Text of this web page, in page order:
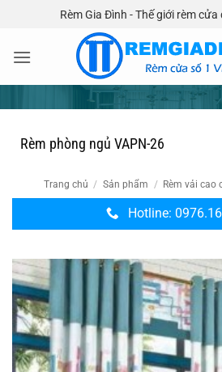
nội
Rèm Gia Đình - Thế giới rèm
Rèm phòng ngủ VAPN-26
Trang chủ / Sản phẩm / Rèm vải cao
Hotline: